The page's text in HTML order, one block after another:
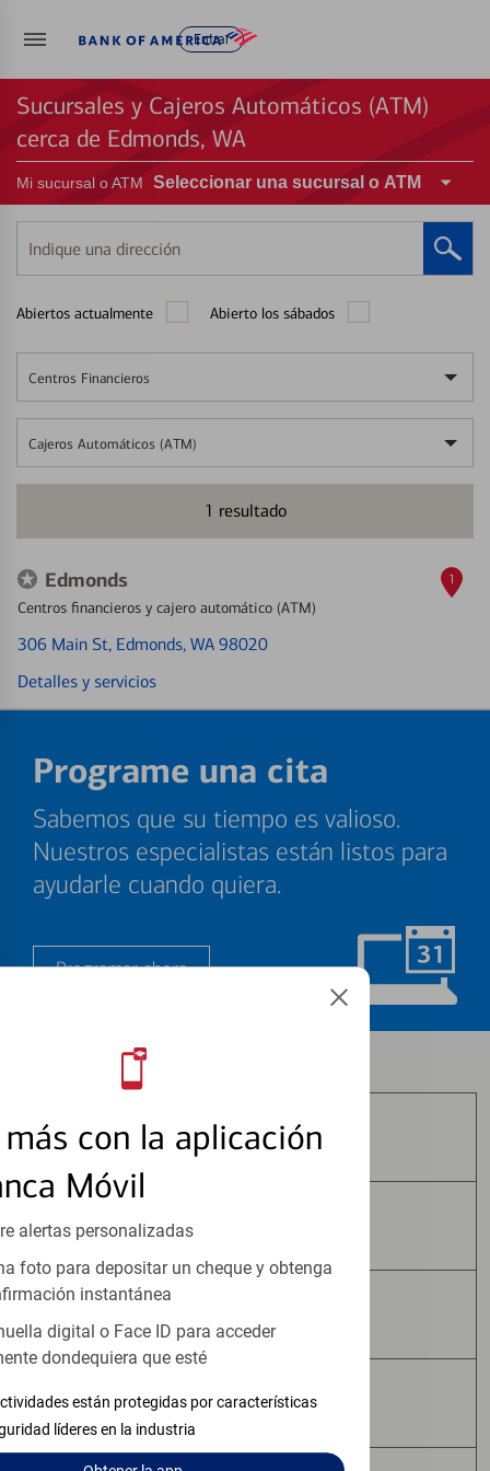
Entrar
con la aplicación
Móvil
alertas personalizadas
foto para depositar un cheque y obtenga
instantánea
digital o Face ID para acceder
dondequiera que esté
están protegidas por características
líderes en la industria
Sucursales y Cajeros Automáticos (ATM)
cerca de Edmonds, WA
Mi sucursal o ATM Seleccionar una sucursal o ATM
Indique
una
Abiertos actualmente Abierto los sábados
Centros Financieros
Cajeros Automáticos (ATM)
1 resultado
Edmonds
Centros financieros y cajero automático (ATM)
306 Main St, Edmonds, WA 98020
Detalles y servicios
1
Programe una cita
Sabemos que su tiempo es valioso.
Nuestros especialistas están listos para
ayudarle cuando quiera.
Programar ahora
Los productos de inversión y seguros:
No Están Asegurados por FDIC
No Tienen Garantía Bancaria
No Constituyen Depósitos